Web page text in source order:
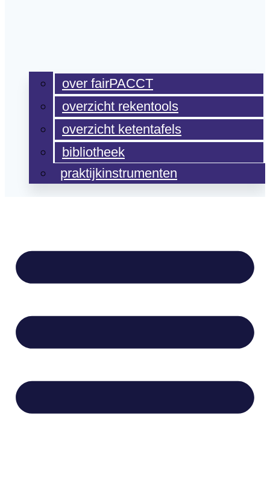
over fairPACCT
overzicht rekentools
overzicht ketentafels
bibliotheek
praktijkinstrumenten